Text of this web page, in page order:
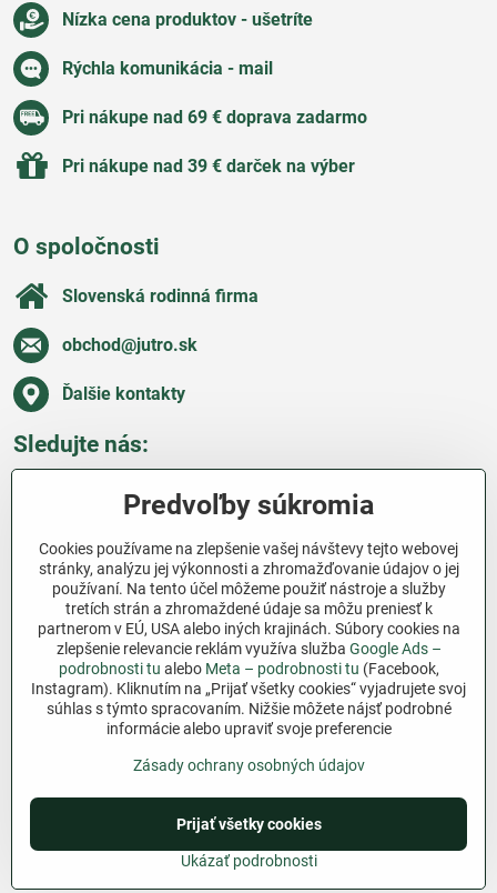
Nízka cena produktov - ušetríte
Rýchla komunikácia - mail
Pri nákupe nad 69 € doprava zadarmo
Pri nákupe nad 39 € darček na výber
O spoločnosti
Slovenská rodinná firma
obchod​@jutro​.sk
Ďalšie kontakty
Sledujte nás:
Všetko o nákupe
Ďakujeme za podporu
Sme slovenský e-shop bez dotácií​. Fungujeme len
vďaka vám – ľuďom, ktorí veria v poctivú prácu a
lásku k pôde​. Každý nákup na Jutro​.sk nám pomáha
pokračovať v tom, čo má zmysel – pomáhať
záhradkárom zadarmo a srdcom​.
©2026Copyright
Predvoľby súkromiaZásady ochrany osobných údajov
Podmienky používania
Vytvorené pomocou:BiznisWeb.sk
Predvoľby súkromia
Cookies používame na zlepšenie vašej návštevy tejto webovej
stránky, analýzu jej výkonnosti a zhromažďovanie údajov o jej
používaní. Na tento účel môžeme použiť nástroje a služby
tretích strán a zhromaždené údaje sa môžu preniesť k
partnerom v EÚ, USA alebo iných krajinách. Súbory cookies na
zlepšenie relevancie reklám využíva služba Google Ads –
podrobnosti tu alebo Meta – podrobnosti tu (Facebook,
Instagram). Kliknutím na „Prijať všetky cookies“ vyjadrujete svoj
súhlas s týmto spracovaním. Nižšie môžete nájsť podrobné
informácie alebo upraviť svoje preferencie
Zásady ochrany osobných údajov
Ukázať podrobnosti
Prijať všetky cookies